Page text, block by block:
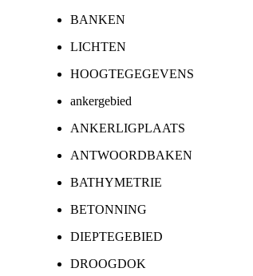
BANKEN
LICHTEN
HOOGTEGEGEVENS
ankergebied
ANKERLIGPLAATS
ANTWOORDBAKEN
BATHYMETRIE
BETONNING
DIEPTEGEBIED
DROOGDOK